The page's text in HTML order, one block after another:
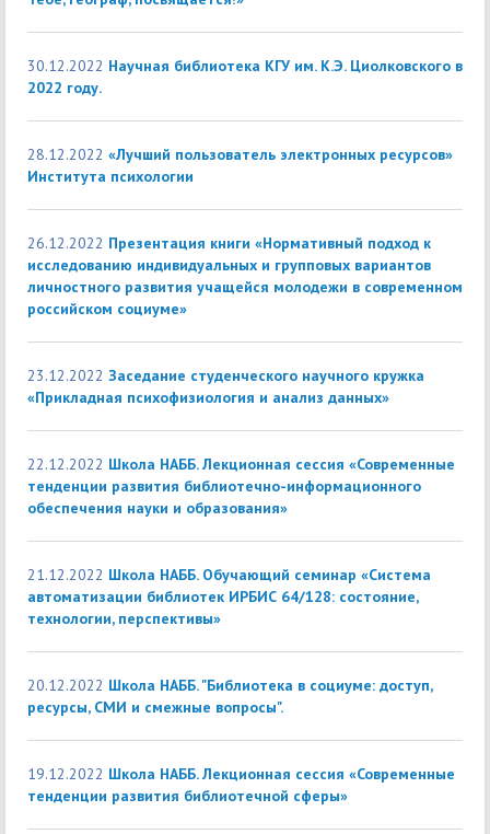
30.12.2022 Научная библиотека КГУ им. К.Э. Циолковского в
2022 году.
28.12.2022 «Лучший пользователь электронных ресурсов»
Института психологии
26.12.2022 Презентация книги «Нормативный подход к
исследованию индивидуальных и групповых вариантов
личностного развития учащейся молодежи в современном
российском социуме»
23.12.2022 Заседание студенческого научного кружка
«Прикладная психофизиология и анализ данных»
22.12.2022 Школа НАББ. Лекционная сессия «Современные
тенденции развития библиотечно-информационного
обеспечения науки и образования»
21.12.2022 Школа НАББ. Обучающий семинар «Система
автоматизации библиотек ИРБИС 64/128: состояние,
технологии, перспективы»
20.12.2022 Школа НАББ. "Библиотека в социуме: доступ,
ресурсы, СМИ и смежные вопросы".
19.12.2022 Школа НАББ. Лекционная сессия «Современные
тенденции развития библиотечной сферы»